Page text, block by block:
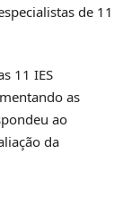
de 11
11 IES
as
ao
da